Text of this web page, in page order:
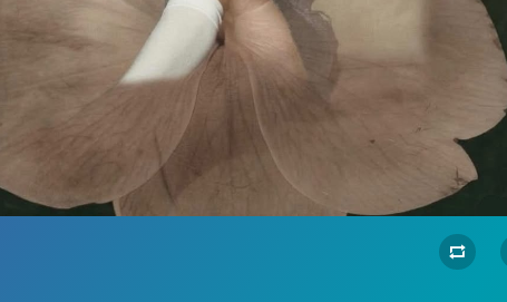
